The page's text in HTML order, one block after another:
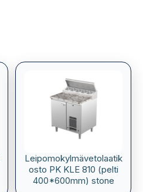
Leipomokylmävetolaatik
osto PK KLE 810 (pelti
400*600mm) stone